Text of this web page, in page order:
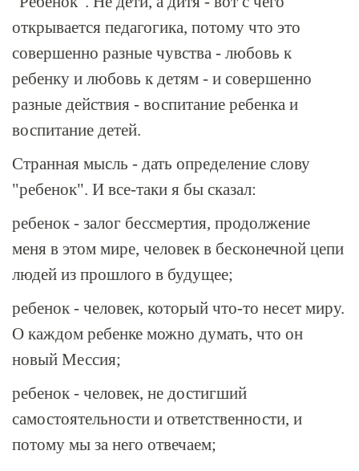
открывается педагогика, потому что это
совершенно разные чувства - любовь к
ребенку и любовь к детям - и совершенно
разные действия - воспитание ребенка и
воспитание детей.
Странная мысль - дать определение слову
"ребенок". И все-таки я бы сказал:
ребенок - залог бессмертия, продолжение
меня в этом мире, человек в бесконечной цепи
людей из прошлого в будущее;
ребенок - человек, который что-то несет миру.
О каждом ребенке можно думать, что он
новый Мессия;
ребенок - человек, не достигший
самостоятельности и ответственности, и
потому мы за него отвечаем;